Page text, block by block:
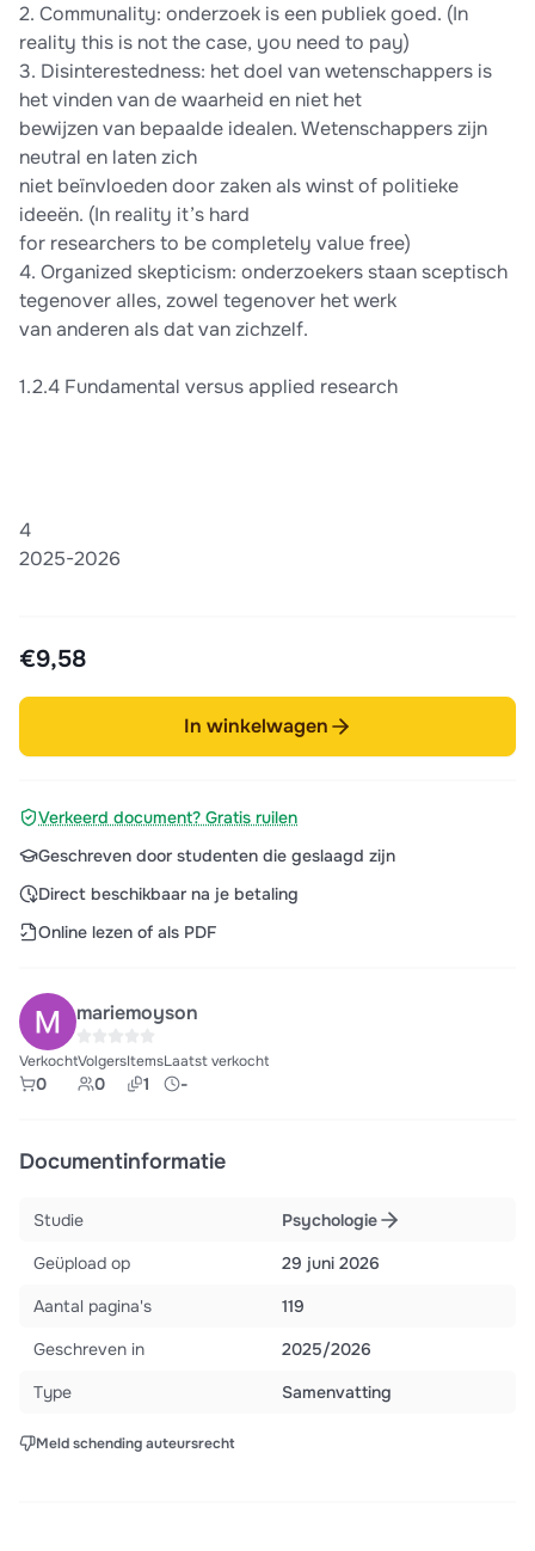
2. Communality: onderzoek is een publiek goed. (In
reality this is not the case, you need to pay)
3. Disinterestedness: het doel van wetenschappers is
het vinden van de waarheid en niet het
bewijzen van bepaalde idealen. Wetenschappers zijn
neutral en laten zich
niet beïnvloeden door zaken als winst of politieke
ideeën. (In reality it’s hard
for researchers to be completely value free)
4. Organized skepticism: onderzoekers staan sceptisch
tegenover alles, zowel tegenover het werk
van anderen als dat van zichzelf.
1.2.4 Fundamental versus applied research
4
2025-2026
€9,58
In winkelwagen
Verkeerd document? Gratis ruilen
Geschreven door studenten die geslaagd zijn
Direct beschikbaar na je betaling
Online lezen of als PDF
mariemoyson
Verkocht
0
Volgers
0
Items
1
Laatst verkocht
-
Documentinformatie
Studie
Psychologie
Geüpload op
29 juni 2026
Aantal pagina's
119
Geschreven in
2025/2026
Type
Samenvatting
Meld schending auteursrecht